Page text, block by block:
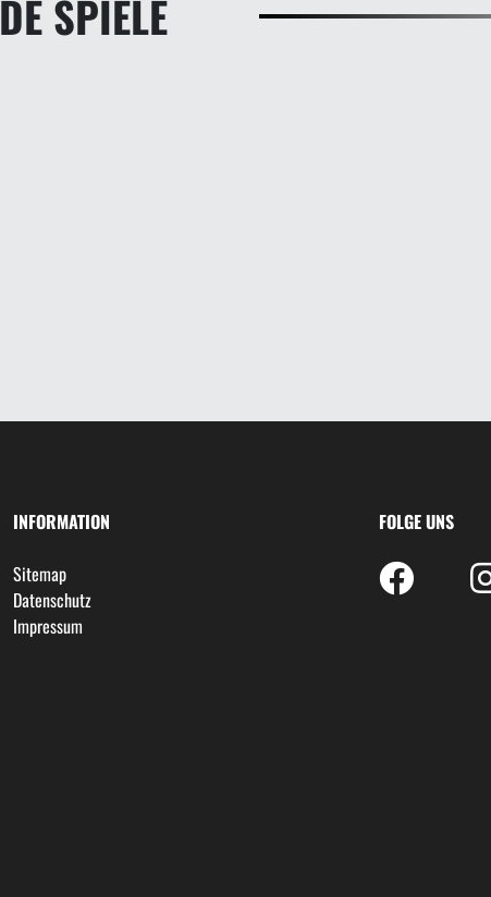
SPIELE
INFORMATION
Sitemap
Datenschutz
Impressum
FOLGE UNS